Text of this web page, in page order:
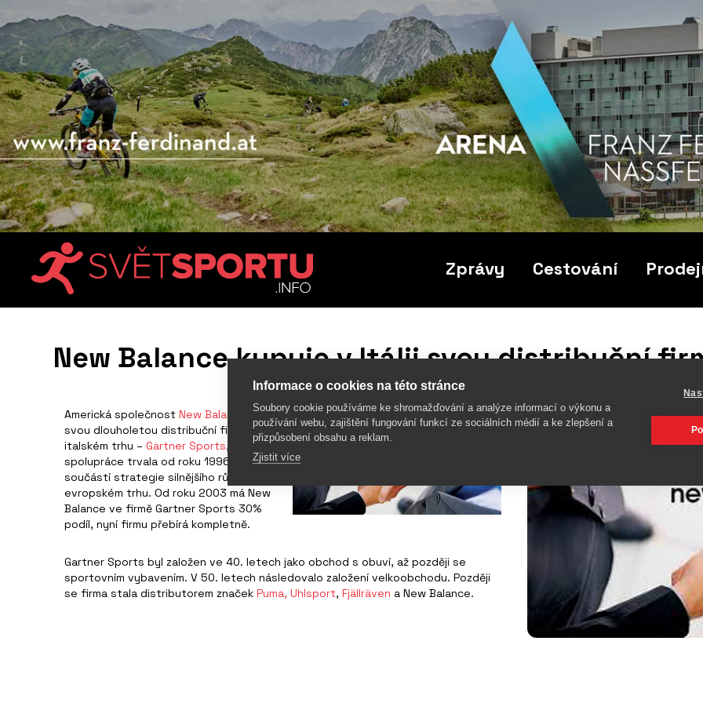
Zprávy Cestování
New Balance kupuje v Itálii svou distribuční
Americká společnost New Balance
koupila
svou dlouholetou distribuční firmu na
italském trhu – Gartner Sports, jejich
spolupráce trvala od roku 1996. Krok je
součástí strategie silnějšího růstu na
evropském trhu. Od roku 2003 má New
Balance ve firmě Gartner Sports 30%
podíl, nyní firmu přebírá kompletně.
Gartner Sports byl založen ve 40. letech jako obchod s obuví, až později se
sportovním vybavením. V 50. letech následovalo založení velkoobchodu. Později
se firma stala distributorem značek Puma, Uhlsport, Fjällräven a New Balance.
Informace o cookies na této stránce
Soubory cookie používáme ke shromažďování a analýze informací o výkonu a
používání webu, zajištění fungování funkcí ze sociálních médií a ke zlepšení a
přizpůsobení obsahu a reklam.
Zjistit více